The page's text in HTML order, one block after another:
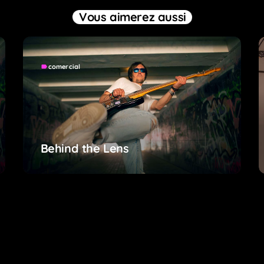
Vous aimerez aussi
labelcomercial
Behind the Lens